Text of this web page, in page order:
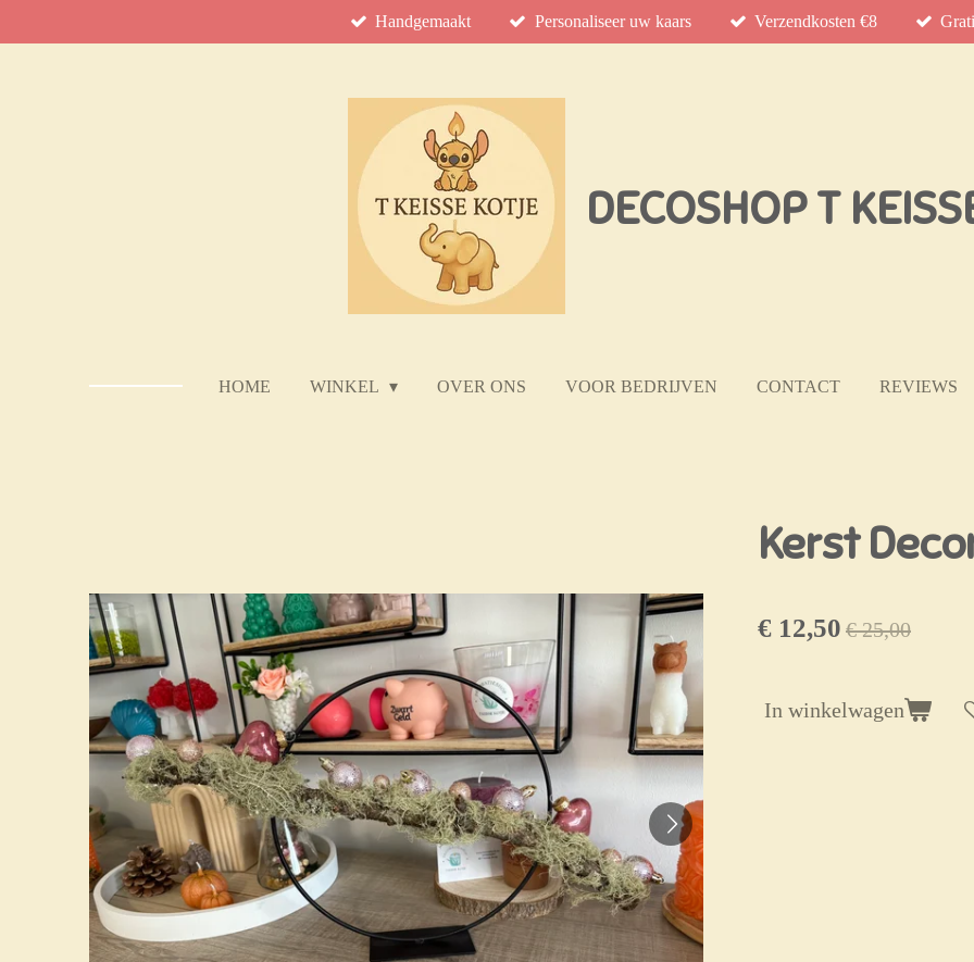
direct
Handgemaakt Personaliseer uw kaars Verzendkosten €8
DECOSHOP T
HOME WINKEL OVER ONS VOOR BEDRIJVEN CONTACT REVIEWS
Kerst
€ 12,50 € 25,00
In winkelwagen